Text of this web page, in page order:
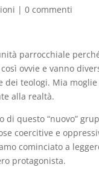
|0 commenti
parrocchiale
ovvie e vanno
dei teologi. Mia
alla realtà.
di questo “nuovo”
coercitive e
cominciato a
protagonista.